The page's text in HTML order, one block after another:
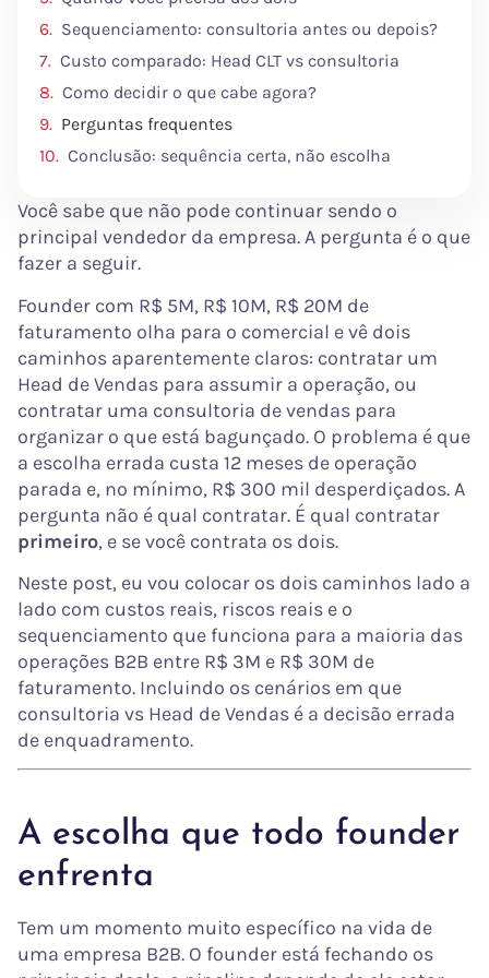
Sequenciamento: consultoria antes ou depois?
Custo comparado: Head CLT vs consultoria
Como decidir o que cabe agora?
Perguntas frequentes
Conclusão: sequência certa, não escolha
Você sabe que não pode continuar sendo o
principal vendedor da empresa. A pergunta é o que
fazer a seguir.
Founder com R$ 5M, R$ 10M, R$ 20M de
faturamento olha para o comercial e vê dois
caminhos aparentemente claros: contratar um
Head de Vendas para assumir a operação, ou
contratar uma consultoria de vendas para
organizar o que está bagunçado. O problema é que
a escolha errada custa 12 meses de operação
parada e, no mínimo, R$ 300 mil desperdiçados. A
pergunta não é qual contratar. É qual contratar
primeiro, e se você contrata os dois.
Neste post, eu vou colocar os dois caminhos lado a
lado com custos reais, riscos reais e o
sequenciamento que funciona para a maioria das
operações B2B entre R$ 3M e R$ 30M de
faturamento. Incluindo os cenários em que
consultoria vs Head de Vendas é a decisão errada
de enquadramento.
A escolha que todo founder
enfrenta
Tem um momento muito específico na vida de
uma empresa B2B. O founder está fechando os